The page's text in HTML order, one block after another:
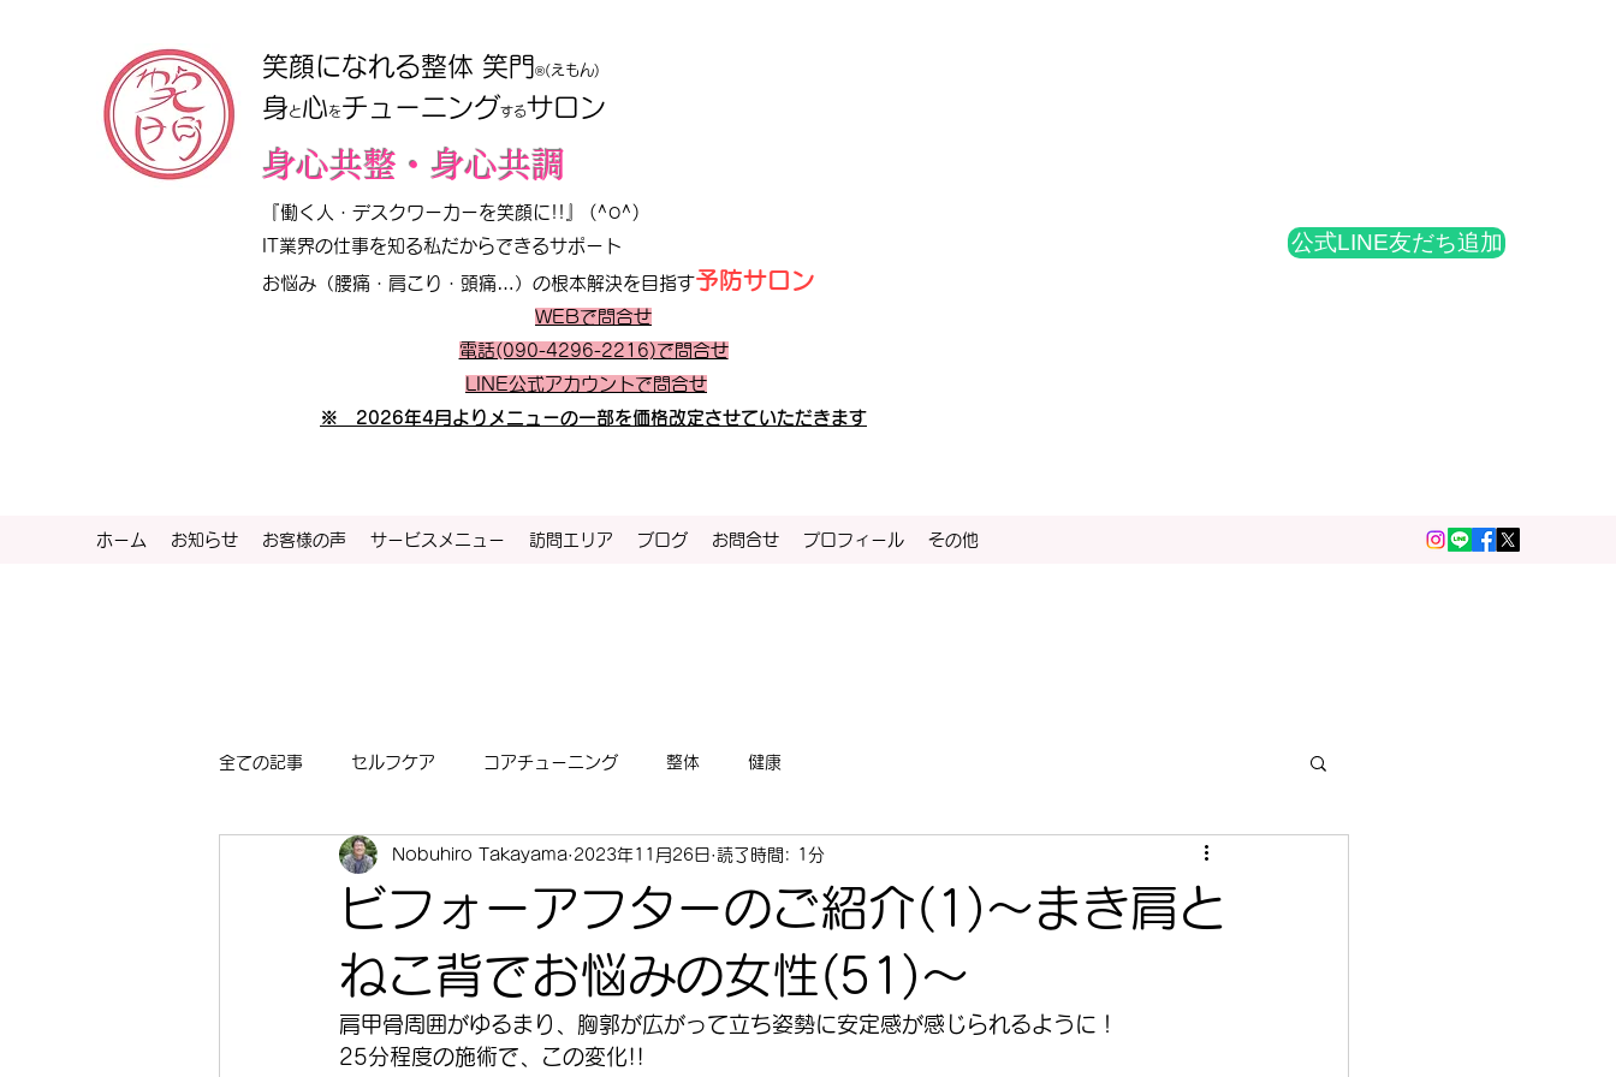
笑顔になれる整体 笑門 ®(えもん)
​​身と心をチューニングするサロン
​身心共整・身心共調
『働く人・デスクワーカーを笑顔に!!』 (^o^)
IT業界の仕事を知る私だからできるサポート
お悩み（腰痛・肩こり・頭痛…）の根本解決を目指す予防サロン
WEBで問合せ
電話(090-4296-2216)で問合せ
LINE公式アカウントで問合せ
※ 2026年4月よりメニューの一部を価格改定させていただきます
公式LINE友だち追加
ホーム お知らせ お客様の声 サービスメニュー 訪問エリア ブログ お問合せ プロフィール その他
全ての記事 セルフケア コアチューニング 整体 健康
ビフォーアフターのご紹介(1)～まき肩と
ねこ背でお悩みの女性(51)～
Nobuhiro Takayama 2023年11月26日 読了時間: 1分
肩甲骨周囲がゆるまり、胸郭が広がって立ち姿勢に安定感が感じられるように！
25分程度の施術で、この変化!!